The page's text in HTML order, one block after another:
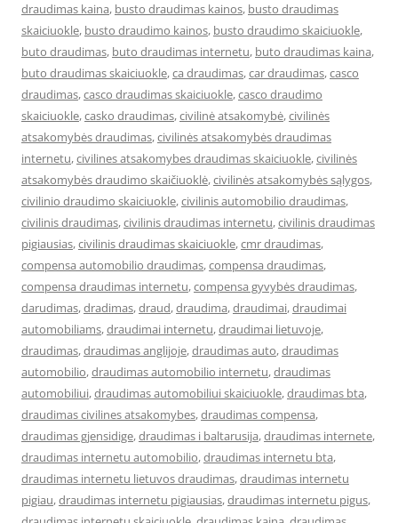
draudimas kaina, busto draudimas kainos, busto draudimas
skaiciuokle, busto draudimo kainos, busto draudimo skaiciuokle,
buto draudimas, buto draudimas internetu, buto draudimas kaina,
buto draudimas skaiciuokle,ca draudimas,car draudimas,casco
draudimas,casco draudimas skaiciuokle,casco draudimo
skaiciuokle,casko draudimas,civilinė atsakomybė,civilinės
atsakomybės draudimas,civilinės atsakomybės draudimas
internetu,civilines atsakomybes draudimas skaiciuokle,civilinės
atsakomybės draudimo skaičiuoklė,civilinės atsakomybės sąlygos,
civilinio draudimo skaiciuokle,civilinis automobilio draudimas,
civilinis draudimas,civilinis draudimas internetu,civilinis draudimas
pigiausias,civilinis draudimas skaiciuokle,cmr draudimas,
compensa automobilio draudimas,compensa draudimas,
compensa draudimas internetu,compensa gyvybės draudimas,
darudimas,dradimas,draud,draudima,draudimai,draudimai
automobiliams,draudimai internetu,draudimai lietuvoje,
draudimas,draudimas anglijoje,draudimas auto,draudimas
automobilio,draudimas automobilio internetu,draudimas
automobiliui,draudimas automobiliui skaiciuokle,draudimas bta,
draudimas civilines atsakomybes,draudimas compensa,
draudimas gjensidige,draudimas i baltarusija,draudimas internete,
draudimas internetu automobilio,draudimas internetu bta,
draudimas internetu lietuvos draudimas,draudimas internetu
pigiau,draudimas internetu pigiausias,draudimas internetu pigus,